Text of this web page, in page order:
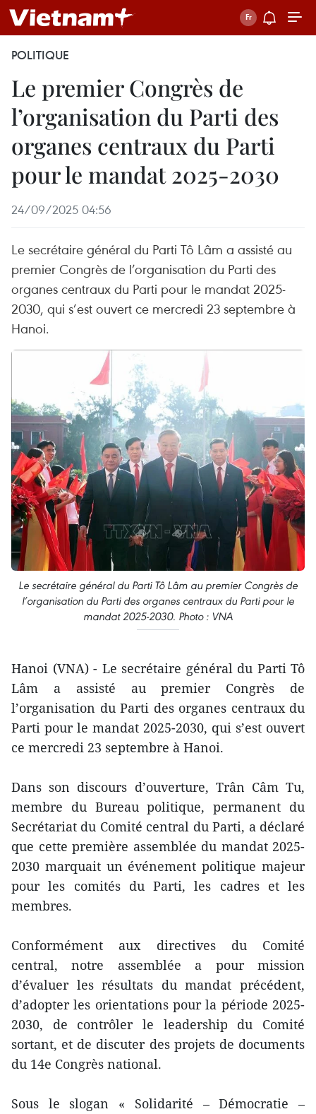
POLITIQUE
Le premier Congrès de
l’organisation du Parti des
organes centraux du Parti
pour le mandat 2025-2030
24/09/2025 04:56
Le secrétaire général du Parti Tô Lâm a assisté au
premier Congrès de l’organisation du Parti des
organes centraux du Parti pour le mandat 2025-
2030, qui s’est ouvert ce mercredi 23 septembre à
Hanoi.
Le secrétaire général du Parti Tô Lâm au premier Congrès de
l’organisation du Parti des organes centraux du Parti pour le
mandat 2025-2030. Photo : VNA
Hanoi (VNA) - Le secrétaire général du Parti Tô
Lâm a assisté au premier Congrès de
l’organisation du Parti des organes centraux du
Parti pour le mandat 2025-2030, qui s’est ouvert
ce mercredi 23 septembre à Hanoi.
Dans son discours d’ouverture, Trân Câm Tu,
membre du Bureau politique, permanent du
Secrétariat du Comité central du Parti, a déclaré
que cette première assemblée du mandat 2025-
2030 marquait un événement politique majeur
pour les comités du Parti, les cadres et les
membres.
Conformément aux directives du Comité
central, notre assemblée a pour mission
d’évaluer les résultats du mandat précédent,
d’adopter les orientations pour la période 2025-
2030, de contrôler le leadership du Comité
sortant, et de discuter des projets de documents
du 14e Congrès national.
Sous le slogan « Solidarité – Démocratie –